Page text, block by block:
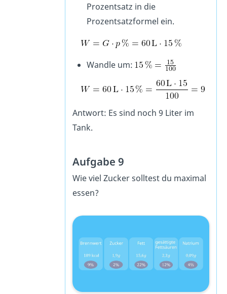
Prozentsatz in die
Prozentsatzformel ein.
Wandle um:
Antwort: Es sind noch 9 Liter im
Tank.
Aufgabe 9
Wie viel Zucker solltest du maximal
essen?